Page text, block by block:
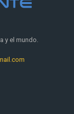
y el mundo.